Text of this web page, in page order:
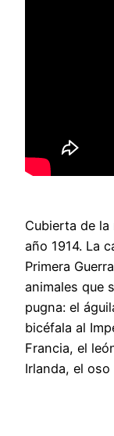
Cubierta de
año 1914. La
Primera
animales que
pugna: el
bicéfala al
Francia, el
Irlanda, el